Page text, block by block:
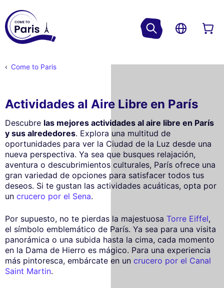
Come to Paris
Actividades al Aire Libre en París
Descubre las mejores actividades al aire libre en París
y sus alrededores. Explora una multitud de
oportunidades para ver la Ciudad de la Luz desde una
nueva perspectiva. Ya sea que busques relajación,
aventura o descubrimientos culturales, París ofrece una
gran variedad de opciones para satisfacer todos tus
deseos. Si te gustan las actividades acuáticas, opta por
un crucero por el Sena.
Por supuesto, no te pierdas la majestuosa Torre Eiffel,
el símbolo emblemático de París. Ya sea para una visita
panorámica o una subida hasta la cima, cada momento
en la Dama de Hierro es mágico. Para una experiencia
más pintoresca, embárcate en un crucero por el Canal
Saint Martin.